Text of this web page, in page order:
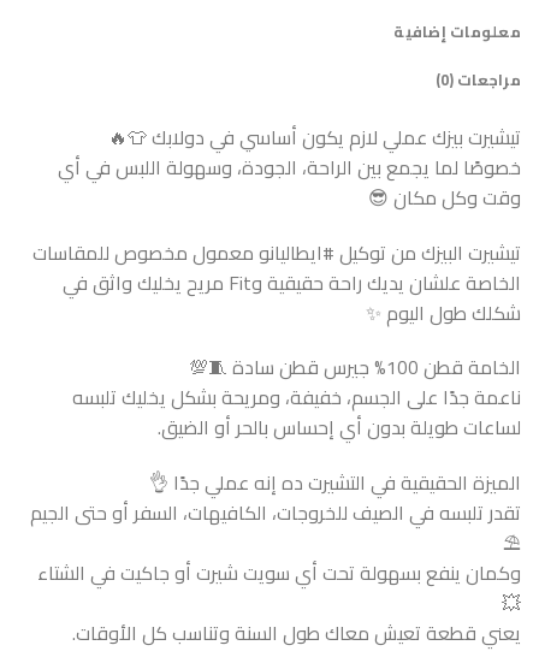
معلومات إضافية
مراجعات (0)
تيشيرت بيزك عملي لازم يكون أساسي في دولابك 👕🔥
خصوصًا لما يجمع بين الراحة، الجودة، وسهولة اللبس في أي
وقت وكل مكان 😎
تيشيرت البيزك من توكيل #ايطاليانو معمول مخصوص للمقاسات
الخاصة علشان يديك راحة حقيقية وFit مريح يخليك واثق في
شكلك طول اليوم ✨
الخامة قطن 100% جيرس قطن سادة 🧵💯
ناعمة جدًا على الجسم، خفيفة، ومريحة بشكل يخليك تلبسه
لساعات طويلة بدون أي إحساس بالحر أو الضيق.
الميزة الحقيقية في التشيرت ده إنه عملي جدًا 👌
تقدر تلبسه في الصيف للخروجات، الكافيهات، السفر أو حتى الجيم
⛱️
وكمان ينفع بسهولة تحت أي سويت شيرت أو جاكيت في الشتاء
💥
يعني قطعة تعيش معاك طول السنة وتناسب كل الأوقات.